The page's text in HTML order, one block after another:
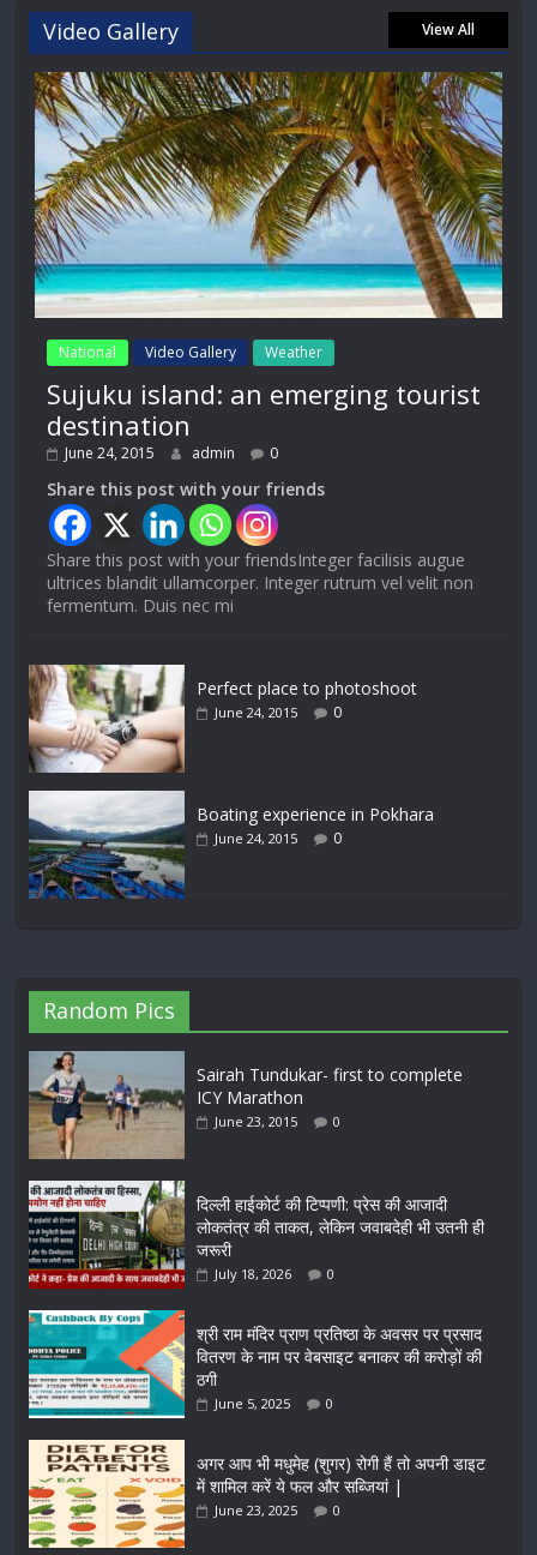
Video Gallery View All
National Video Gallery Weather
Sujuku island: an emerging tourist
destination
June 24, 2015 admin 0
Share this post with your friends
Share this post with your friendsInteger facilisis augue
ultrices blandit ullamcorper. Integer rutrum vel velit non
fermentum. Duis nec mi
Perfect place to photoshoot
June 24, 2015 0
Boating experience in Pokhara
June 24, 2015 0
Random Pics
Sairah Tundukar- first to complete
ICY Marathon
June 23, 2015 0
दिल्ली हाईकोर्ट की टिप्पणी: प्रेस की आजादी
लोकतंत्र की ताकत, लेकिन जवाबदेही भी उतनी ही
जरूरी
July 18, 2026 0
श्री राम मंदिर प्राण प्रतिष्ठा के अवसर पर प्रसाद
वितरण के नाम पर वेबसाइट बनाकर की करोड़ों की
ठगी
June 5, 2025 0
अगर आप भी मधुमेह (शुगर) रोगी हैं तो अपनी डाइट
में शामिल करें ये फल और सब्जियां |
June 23, 2025 0